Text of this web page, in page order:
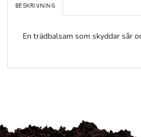
BESKRIVNING
En trädbalsam som skyddar sår